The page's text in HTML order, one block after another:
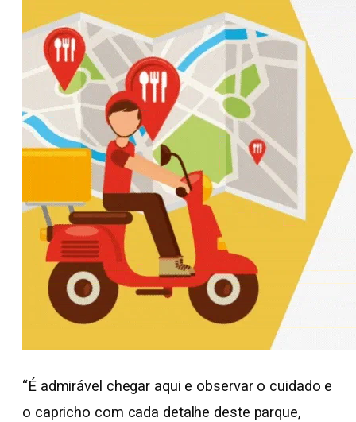
“É admirável chegar aqui e observar o cuidado e
o capricho com cada detalhe deste parque,